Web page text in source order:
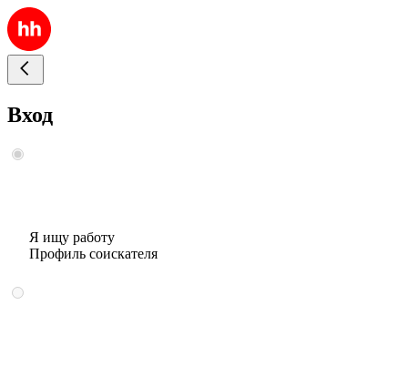
Вход
Я ищу работу
Профиль соискателя